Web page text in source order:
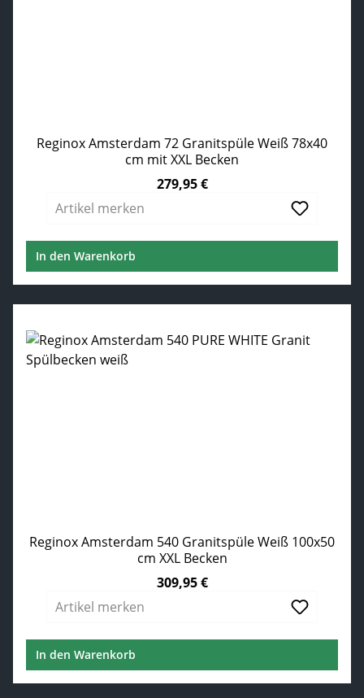
Reginox Amsterdam 72 Granitspüle Weiß 78x40
cm mit XXL Becken
279,95 €
Artikel merken
In den Warenkorb
Reginox Amsterdam 540 Granitspüle Weiß 100x50
cm XXL Becken
309,95 €
Artikel merken
In den Warenkorb